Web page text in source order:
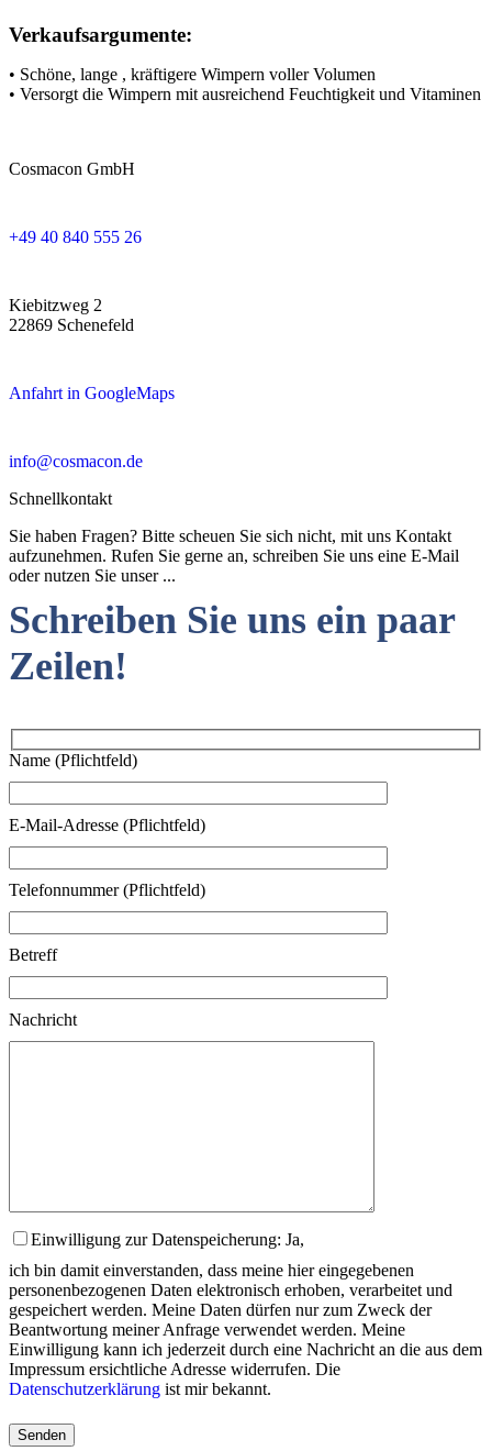
Verkaufsargumente:
• Schöne, lange , kräftigere Wimpern voller Volumen
• Versorgt die Wimpern mit ausreichend Feuchtigkeit und Vitaminen
Cosmacon GmbH
+49 40 840 555 26
Kiebitzweg 2
22869 Schenefeld
Anfahrt in GoogleMaps
info@cosmacon.de
Schnellkontakt
Sie haben Fragen? Bitte scheuen Sie sich nicht, mit uns Kontakt
aufzunehmen. Rufen Sie gerne an, schreiben Sie uns eine E-Mail
oder nutzen Sie unser ...
Schreiben Sie uns ein paar
Zeilen!
Name (Pflichtfeld)
E-Mail-Adresse (Pflichtfeld)
Telefonnummer (Pflichtfeld)
Betreff
Nachricht
Einwilligung zur Datenspeicherung: Ja,
ich bin damit einverstanden, dass meine hier eingegebenen
personenbezogenen Daten elektronisch erhoben, verarbeitet und
gespeichert werden. Meine Daten dürfen nur zum Zweck der
Beantwortung meiner Anfrage verwendet werden. Meine
Einwilligung kann ich jederzeit durch eine Nachricht an die aus dem
Impressum ersichtliche Adresse widerrufen. Die
Datenschutzerklärung ist mir bekannt.
Please
leave